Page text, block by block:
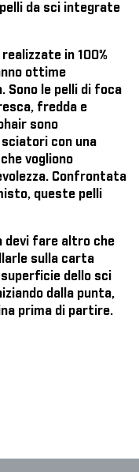
da sci integrate
realizzate in 100%
ottime
le pelli di foca
fredda e
sono
con una
vogliono
Confrontata
queste pelli
devi fare altro che
sulla carta
dello sci
dalla punta,
prima di partire.